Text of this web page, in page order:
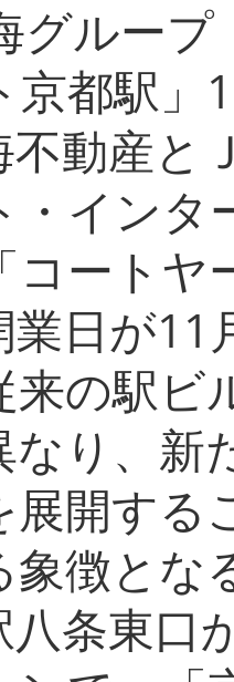
グルー
京都駅」
動産と
・インタ
コートヤ
業日が11
来の駅ビ
なり、新
展開する
象徴とな
八条東口